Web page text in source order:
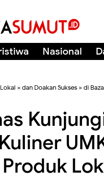
Nasional
»dan Doakan Sukses »di